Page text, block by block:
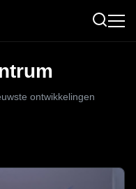
ontwikkelingen